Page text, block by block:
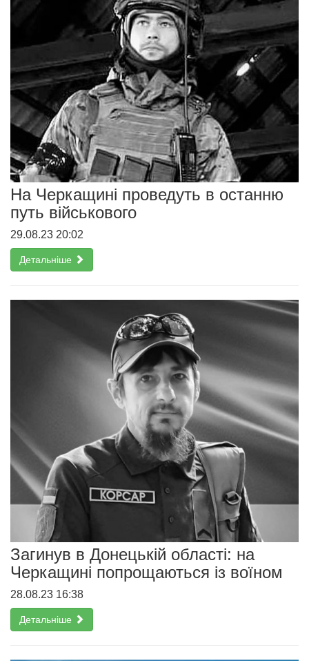
На Черкащині проведуть в останню
путь військового
29.08.23 20:02
Детальніше
Загинув в Донецькій області: на
Черкащині попрощаються із воїном
28.08.23 16:38
Детальніше